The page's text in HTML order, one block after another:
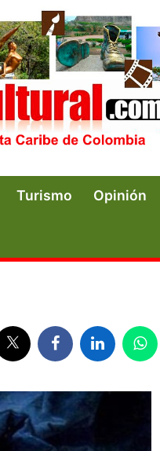
Turismo Opinión